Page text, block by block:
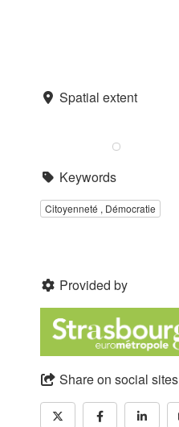
Spatial extent
Keywords
Citoyenneté , Démocratie
Provided by
Share on social sites